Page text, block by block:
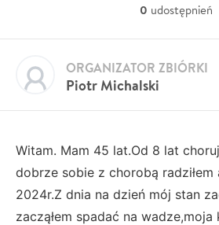
0 udostępnień
Piotr Michalski
ORGANIZATOR ZBIÓRKI
Witam. Mam 45 lat.Od 8 lat
dobrze sobie z chorobą radziłem
2024r.Z dnia na dzień mój stan
zacząłem spadać na